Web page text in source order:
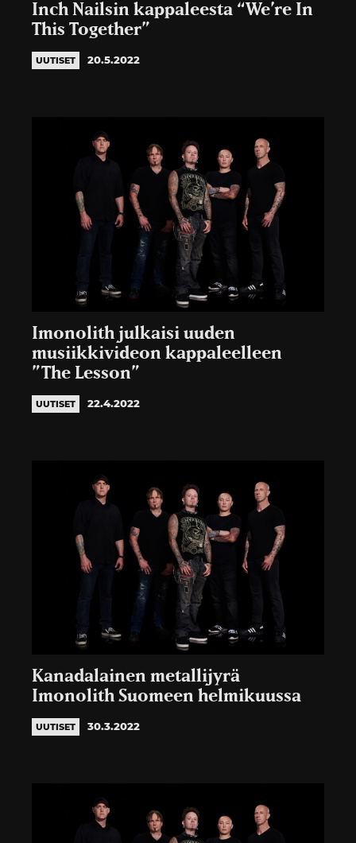
Inch Nailsin kappaleesta “We’re In
This Together”
UUTISET 20.5.2022
Imonolith julkaisi uuden
musiikkivideon kappaleelleen
”The Lesson”
UUTISET 22.4.2022
Kanadalainen metallijyrä
Imonolith Suomeen helmikuussa
UUTISET 30.3.2022